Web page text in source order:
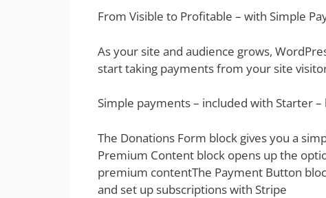
From Visible to Profitable – with Simple
As your site and audience grows,
start taking payments from your site
Simple payments – included with Starter
The Donations Form block gives you a
Premium Content block opens up the
premium contentThe Payment Button
and set up subscriptions with Stripe